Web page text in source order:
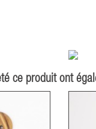
ce produit ont